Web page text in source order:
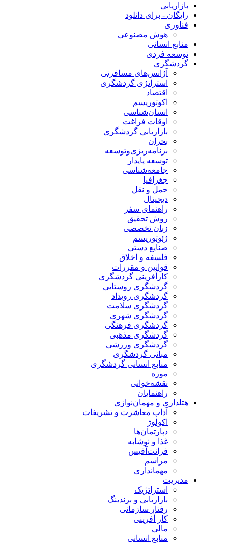
بازاریابی
رایگان - برای دانلود
فناوری
هوش مصنوعی
منابع انسانی
توسعه فردی
گردشگری
آژانس‌های مسافرتی
استراتژی گردشگری
اقتصاد
اکوتوریسم
انسان‌شناسی
اوقات فراغت
بازاریابی گردشگری
بحران
برنامه‌ریزی‌وتوسعه
توسعه پایدار
جامعه‌شناسی
جغرافیا
حمل و نقل
دیجیتال
راهنمای سفر
روش تحقیق
زبان تخصصی
ژئوتوریسم
صنایع دستی
فلسفه و اخلاق
قوانین و مقررات
کارآفرینی گردشگری
گردشگری روستایی
گردشگری رویداد
گردشگری سلامت
گردشگری شهری
گردشگری فرهنگی
گردشگری مذهبی
گردشگری ورزشی
مبانی گردشگری
منابع انسانی گردشگری
موزه
نقشه‌خوانی
راهنمایان
هتلداری و مهمان‌نوازی
آداب معاشرت و تشریفات
اکولوژ
دپارتمان‌ها
غذا و نوشابه
فرانت‌آفیس
مراسم
مهمانداری
مدیریت
استراتژیک
بازاریابی و برندینگ
رفتار سازمانی
کار آفرینی
مالی
منابع انسانی